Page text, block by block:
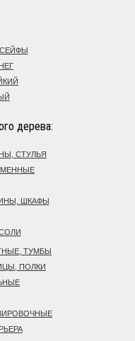
дерева:
СТУЛЬЯ
ШКАФЫ
ТУМБЫ
ПОЛКИ